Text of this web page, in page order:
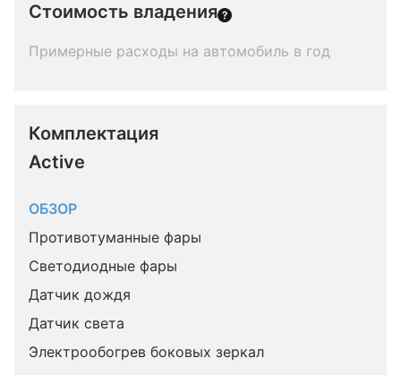
Стоимость владения
Примерные расходы на автомобиль в год
Комплектация
Active
ОБЗОР
Противотуманные фары
Светодиодные фары
Датчик дождя
Датчик света
Электрообогрев боковых зеркал